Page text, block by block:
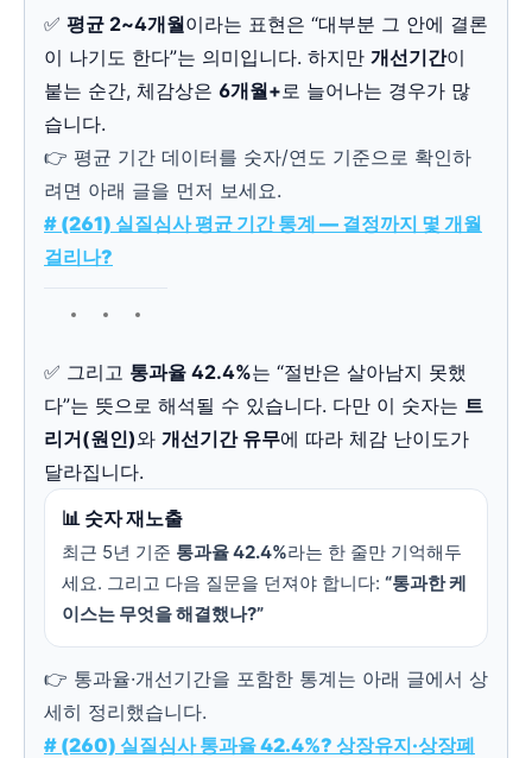
✅ 평균 2~4개월이라는 표현은 “대부분 그 안에 결론
이 나기도 한다”는 의미입니다. 하지만 개선기간이
붙는 순간, 체감상은 6개월+로 늘어나는 경우가 많
습니다.
👉 평균 기간 데이터를 숫자/연도 기준으로 확인하
려면 아래 글을 먼저 보세요.
# (261) 실질심사 평균 기간 통계 — 결정까지 몇 개월
걸리나?
✅ 그리고 통과율 42.4%는 “절반은 살아남지 못했
다”는 뜻으로 해석될 수 있습니다. 다만 이 숫자는 트
리거(원인)와 개선기간 유무에 따라 체감 난이도가
달라집니다.
📊 숫자 재노출
최근 5년 기준 통과율 42.4%라는 한 줄만 기억해두
세요. 그리고 다음 질문을 던져야 합니다: “통과한 케
이스는 무엇을 해결했나?”
👉 통과율·개선기간을 포함한 통계는 아래 글에서 상
세히 정리했습니다.
# (260) 실질심사 통과율 42.4%? 상장유지·상장폐